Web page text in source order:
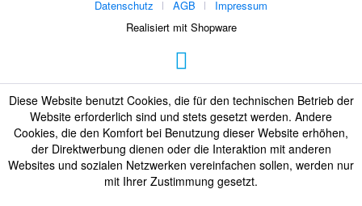
Datenschutz
AGB
Impressum
Realisiert mit Shopware
Diese Website benutzt Cookies, die für den technischen Betrieb der
Website erforderlich sind und stets gesetzt werden. Andere
Cookies, die den Komfort bei Benutzung dieser Website erhöhen,
der Direktwerbung dienen oder die Interaktion mit anderen
Websites und sozialen Netzwerken vereinfachen sollen, werden nur
mit Ihrer Zustimmung gesetzt.